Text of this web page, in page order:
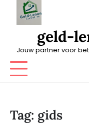
geld-
Jouw partner voor
Tag: gids